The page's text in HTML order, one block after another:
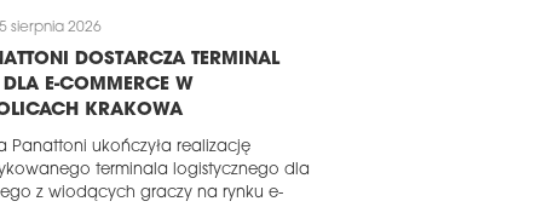
sierpnia 2026
DOSTARCZA TERMINAL
DLA E-COMMERCE W
KRAKOWA
Panattoni ukończyła realizację
terminala logistycznego dla
z wiodących graczy na rynku e-